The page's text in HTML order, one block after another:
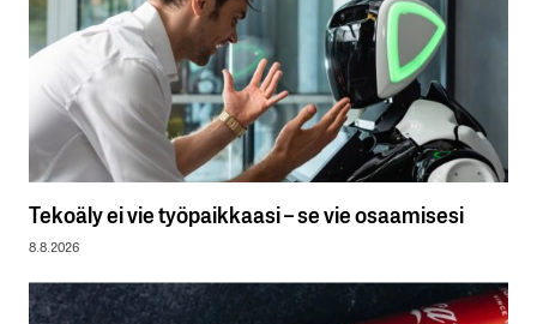
Tekoäly ei vie työpaikkaasi – se vie osaamisesi
8.8.2026